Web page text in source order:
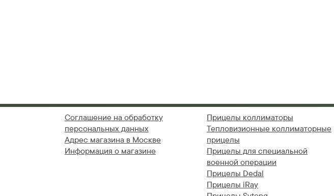
Соглашение на обработку
персональных данных
Адрес магазина в Москве
Информация о магазине
Прицелы коллиматоры
Тепловизионные коллиматорные
прицелы
Прицелы для специальной
военной операции
Прицелы Dedal
Прицелы iRay